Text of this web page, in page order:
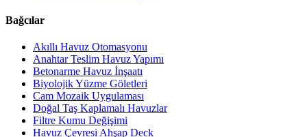
Bağcılar
Akıllı Havuz Otomasyonu
Anahtar Teslim Havuz Yapımı
Betonarme Havuz İnşaatı
Biyolojik Yüzme Göletleri
Cam Mozaik Uygulaması
Doğal Taş Kaplamalı Havuzlar
Filtre Kumu Değişimi
Havuz Çevresi Ahşap Deck